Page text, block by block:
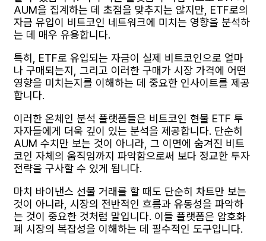
AUM을 집계하는 데 초점을 맞추지는 않지만, ETF로의
자금 유입이 비트코인 네트워크에 미치는 영향을 분석하
는 데 매우 유용합니다.
특히, ETF로 유입되는 자금이 실제 비트코인으로 얼마
나 구매되는지, 그리고 이러한 구매가 시장 가격에 어떤
영향을 미치는지를 이해하는 데 중요한 인사이트를 제공
합니다.
이러한 온체인 분석 플랫폼들은 비트코인 현물 ETF 투
자자들에게 더욱 깊이 있는 분석을 제공합니다. 단순히
AUM 수치만 보는 것이 아니라, 그 이면에 숨겨진 비트
코인 자체의 움직임까지 파악함으로써 보다 정교한 투자
전략을 구사할 수 있게 됩니다.
마치 바이낸스 선물 거래를 할 때도 단순히 차트만 보는
것이 아니라, 시장의 전반적인 흐름과 유동성을 파악하
는 것이 중요한 것처럼 말입니다. 이들 플랫폼은 암호화
폐 시장의 복잡성을 이해하는 데 필수적인 도구입니다.